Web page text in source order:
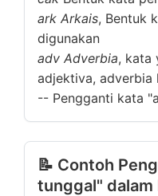
ark Arkais, Bentuk
digunakan
adv Adverbia, kata
adjektiva, adverbia
-- Pengganti kata
📝 Contoh
tunggal" dalam